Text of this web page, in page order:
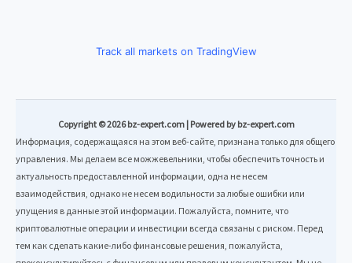
Track all markets on TradingView
Copyright © 2026 bz-expert.com | Powered by bz-expert.com
Информация, содержащаяся на этом веб-сайте, признана только для общего
управления. Мы делаем все можжевельники, чтобы обеспечить точность и
актуальность предоставленной информации, одна не несем
взаимодействия, однако не несем водильности за любые ошибки или
упущения в данные этой информации. Пожалуйста, помните, что
криптовалютные операции и инвестиции всегда связаны с риском. Перед
тем как сделать какие-либо финансовые решения, пожалуйста,